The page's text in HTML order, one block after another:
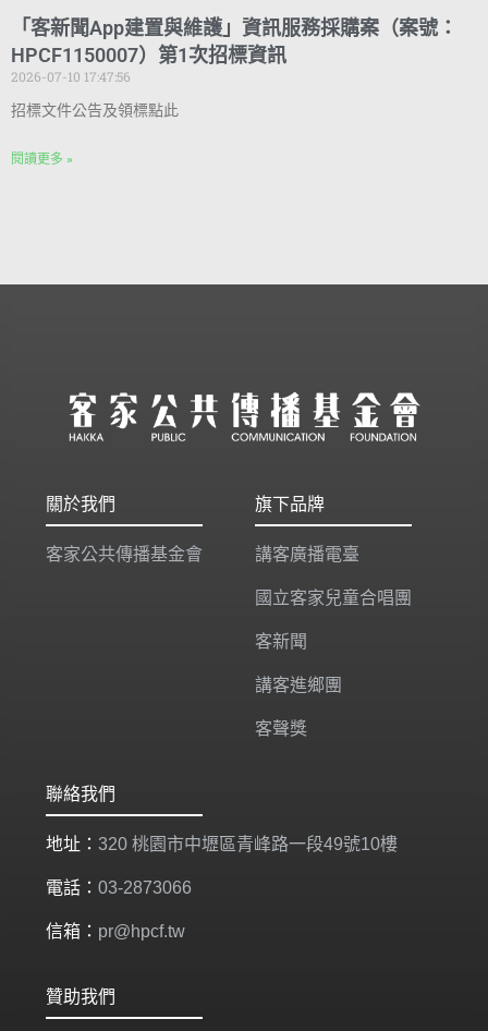
「客新聞App建置與維護」資訊服務採購案（案號：
HPCF1150007）第1次招標資訊
2026-07-10 17:47:56
招標文件公告及領標點此
閱讀更多 »
關於我們
客家公共傳播基金會
旗下品牌
講客廣播電臺
國立客家兒童合唱團
客新聞
講客進鄉團
客聲獎
聯絡我們
地址： 320 桃園市中壢區青峰路一段49號10樓
電話： 03-2873066
信箱： pr@hpcf.tw
贊助我們